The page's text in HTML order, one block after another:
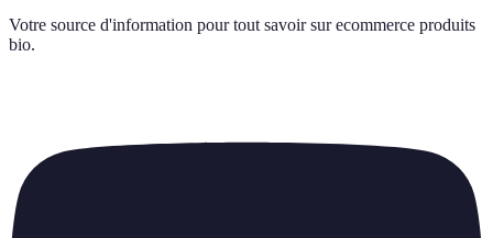
Votre source d'information pour tout savoir sur ecommerce produits
bio.